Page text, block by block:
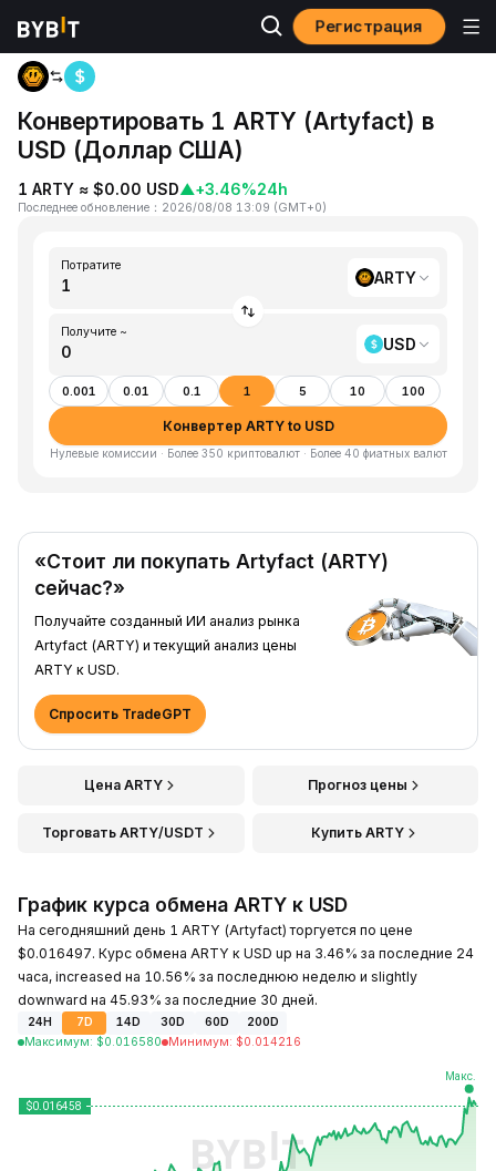
Регистрация
Главная
Конвертировать 1 ARTY (Artyfact) в
USD (Доллар США)
1 ARTY ≈ $0.00 USD▲+3.46%24h
Последнее обновление ： 2026/08/08 13:09 (GMT+0)
Потратите
ARTY
Получите ~
USD
0.001 0.01 0.1 1 5 10 100
Конвертер ARTY to USD
Нулевые комиссии · Более 350 криптовалют · Более 40 фиатных валют
«Стоит ли покупать Artyfact (ARTY)
сейчас?»
Получайте созданный ИИ анализ рынка
Artyfact (ARTY) и текущий анализ цены
ARTY к USD.
Спросить TradeGPT
Цена ARTY Прогноз цены
Торговать ARTY/USDT Купить ARTY
График курса обмена ARTY к USD
На сегодняшний день 1 ARTY (Artyfact) торгуется по цене
$0.016497. Курс обмена ARTY к USD up на 3.46% за последние 24
часа, increased на 10.56% за последнюю неделю и slightly
downward на 45.93% за последние 30 дней.
24H 7D 14D 30D 60D
200D
Максимум: $0.016580 Минимум: $0.014216